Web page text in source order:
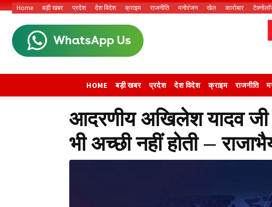
Home बड़ी खबर प्रदेश देश विदेश क्राइम राजनीति मनोरंजन खेल कारोबार
HOME बड़ी खबर प्रदेश देश विदेश क्राइम राजनीति
आदरणीय अखिलेश यादव जी
भी अच्छी नहीं होती –